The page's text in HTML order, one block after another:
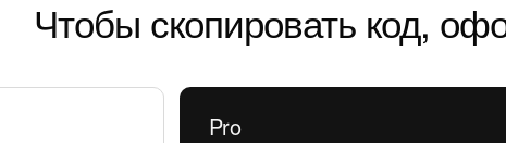
Чтобы скопировать код,
Pro